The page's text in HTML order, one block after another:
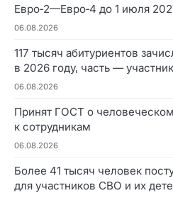
Евро‑2—Евро‑4 до 1 июля
06.08.2026
117 тысяч абитуриентов
в 2026 году, часть —
06.08.2026
Принят ГОСТ о
к сотрудникам
06.08.2026
Более 41 тысяч человек
для участников СВО и их